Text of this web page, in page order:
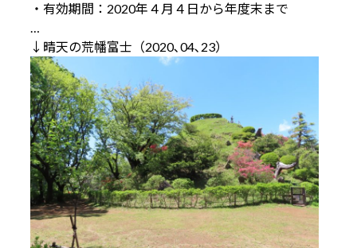
・有効期間：2020年４月４日から年度末まで
…
↓晴天の荒幡富士（2020､04､23）